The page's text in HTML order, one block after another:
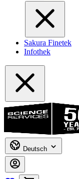
Sakura Finetek
Infothek
Deutsch